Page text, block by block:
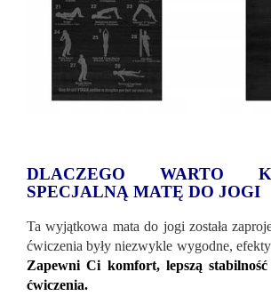
DLACZEGO WARTO
SPECJALNĄ MATĘ DO JOGI
Ta wyjątkowa mata do jogi została
ćwiczenia były niezwykle wygodne,
Zapewni Ci komfort, lepszą
ćwiczenia.